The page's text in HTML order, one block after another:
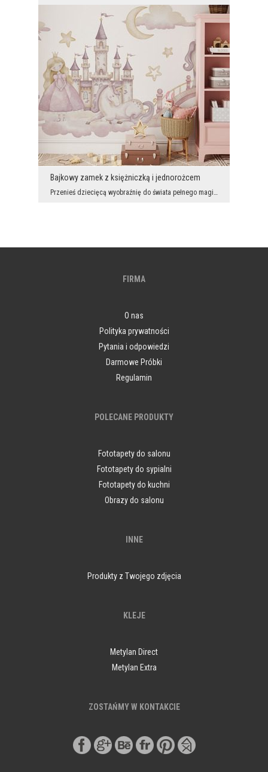
Bajkowy zamek z księżniczką i jednorożcem
Przenieś dziecięcą wyobraźnię do świata pełnego magii i baśniowych przygód. Urocza księżniczka, d...
FIRMA
O nas
Polityka prywatności
Pytania i odpowiedzi
Darmowe Próbki
Regulamin
POLECANE PRODUKTY
Fototapety do salonu
Fototapety do sypialni
Fototapety do kuchni
Obrazy do salonu
INNE
Produkty z Twojego zdjęcia
KLEJE
Metylan Direct
Metylan Extra
ZOSTAŃMY W KONTAKCIE